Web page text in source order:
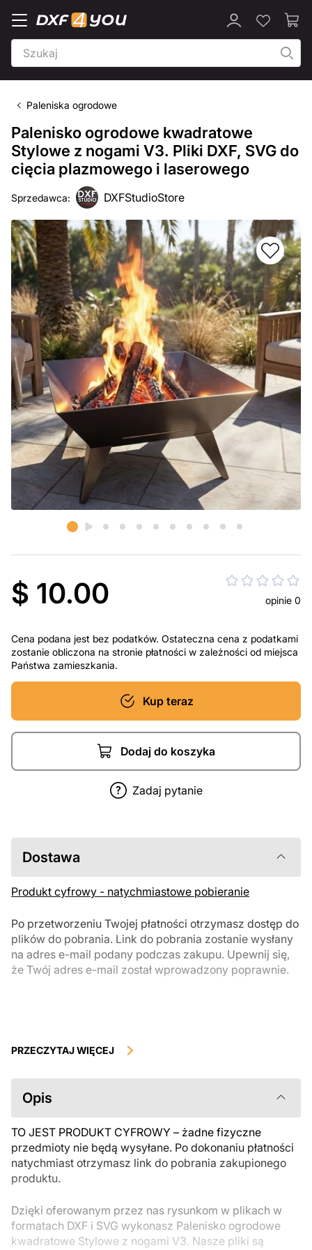
Paleniska ogrodowe
Palenisko ogrodowe kwadratowe
Stylowe z nogami V3. Pliki DXF, SVG do
cięcia plazmowego i laserowego
Sprzedawca: DXFStudioStore
$ 10.00 opinie 0
Cena podana jest bez podatków. Ostateczna cena z podatkami
zostanie obliczona na stronie płatności w zależności od miejsca
Państwa zamieszkania.
Kup teraz
Dodaj do koszyka
Zadaj pytanie
Dostawa
Produkt cyfrowy - natychmiastowe pobieranie
Po przetworzeniu Twojej płatności otrzymasz dostęp do
plików do pobrania. Link do pobrania zostanie wysłany
na adres e-mail podany podczas zakupu. Upewnij się,
że Twój adres e-mail został wprowadzony poprawnie.
podlegają zwrotowi ani wymianie po ich pobraniu. Zalecamy
przed zakupem. Jeśli masz jakiekolwiek problemy z zamówieniem,
skontaktuj się bezpośrednio ze sprzedawcą.
PRZECZYTAJ WIĘCEJ
Opis
TO JEST PRODUKT CYFROWY – żadne fizyczne
przedmioty nie będą wysyłane. Po dokonaniu płatności
natychmiast otrzymasz link do pobrania zakupionego
produktu.
Dzięki oferowanym przez nas rysunkom w plikach w
formatach DXF i SVG wykonasz Palenisko ogrodowe
kwadratowe Stylowe z nogami V3. Nasze pliki są